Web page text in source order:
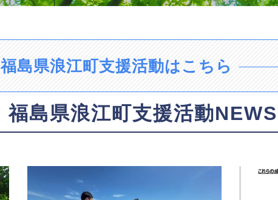
福島県浪江町支援活動はこちら
福島県浪江町支援活動NEWS